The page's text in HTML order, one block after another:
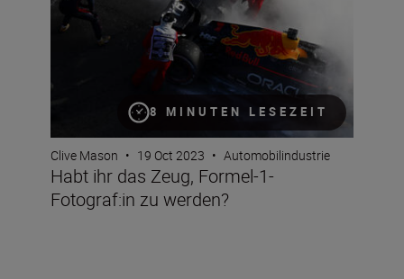
8 MINUTEN LESEZEIT
Clive Mason • 19 Oct 2023 • Automobilindustrie
Habt ihr das Zeug, Formel-1-
Fotograf:in zu werden?